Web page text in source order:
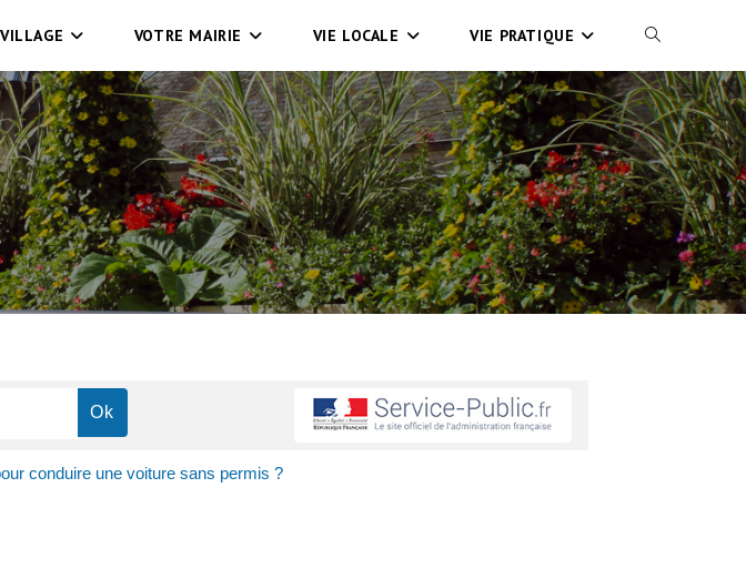
VOTRE MAIRIE VIE LOCALE VIE PRATIQUE
conduire une voiture sans permis ?